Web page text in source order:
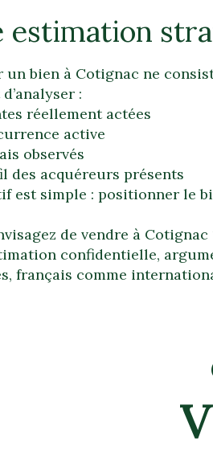
estimation
un bien à Cotignac ne
:
réellement actées
active
observés
des acquéreurs présents
est simple : positionner le
de vendre à Cotignac
confidentielle,
français comme